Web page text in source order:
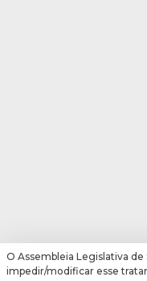
O Assembleia Legislativa
impedir/modificar esse